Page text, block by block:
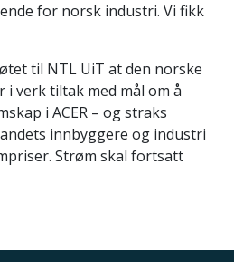
for norsk industri. Vi fikk
til NTL UiT at den norske
verk tiltak med mål om å
i ACER – og straks
innbyggere og industri
Strøm skal fortsatt